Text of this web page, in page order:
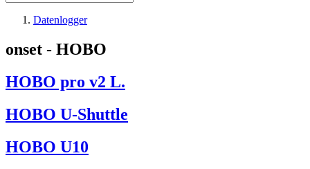
Datenlogger
onset - HOBO
HOBO pro v2 L.
HOBO U-Shuttle
HOBO U10